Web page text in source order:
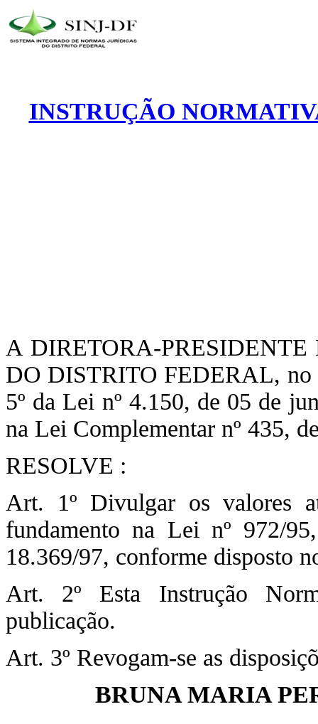
INSTRUÇÃO
A DIRETORA-
DO DISTRITO FEDERAL, no
5º da Lei nº 4.150, de 05 de
na Lei Complementar nº 435,
RESOLVE :
Art. 1º Divulgar os valores
fundamento na Lei nº 972/
18.369/97, conforme disposto
Art. 2º Esta Instrução
publicação.
Art. 3º Revogam-se as
BRUNA MARIA